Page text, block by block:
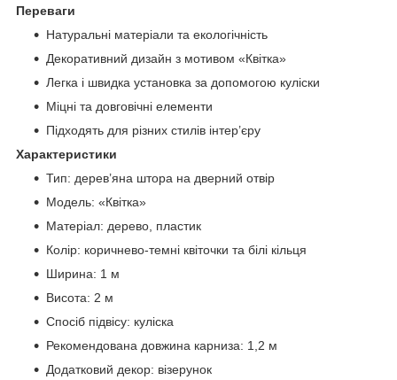
Переваги
Натуральні матеріали та екологічність
Декоративний дизайн з мотивом «Квітка»
Легка і швидка установка за допомогою куліски
Міцні та довговічні елементи
Підходять для різних стилів інтер’єру
Характеристики
Тип: дерев’яна штора на дверний отвір
Модель: «Квітка»
Матеріал: дерево, пластик
Колір: коричнево-темні квіточки та білі кільця
Ширина: 1 м
Висота: 2 м
Спосіб підвісу: куліска
Рекомендована довжина карниза: 1,2 м
Додатковий декор: візерунок